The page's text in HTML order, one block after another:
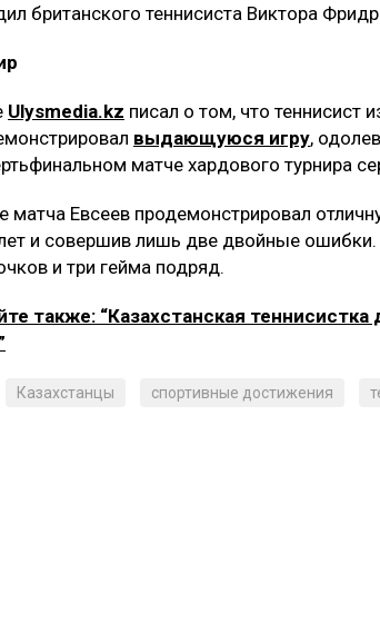
британского теннисиста Виктора
Ulysmedia.kz писал о том, что теннисист
выдающуюся игру,
матче хардового турнира
матча Евсеев продемонстрировал
и совершив лишь две двойные ошибки.
и три гейма подряд.
также: “Казахстанская
Казахстанцы спортивные достижения